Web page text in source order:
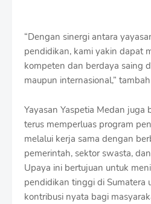
“Dengan sinergi antara
pendidikan, kami yakin dapat
kompeten dan berdaya saing
maupun internasional,”
Yayasan Yaspetia Medan juga
terus memperluas program
melalui kerja sama dengan
pemerintah, sektor swasta,
Upaya ini bertujuan untuk
pendidikan tinggi di Sumatera
kontribusi nyata bagi